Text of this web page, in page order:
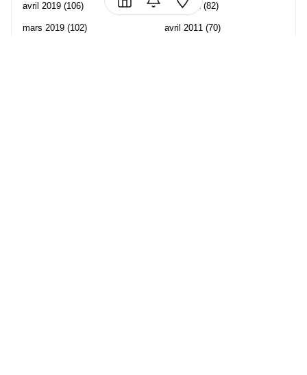
avril 2019 (106)
mars 2019 (102)
mai 2011(82)
avril 2011 (70)